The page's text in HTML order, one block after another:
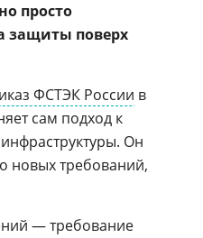
просто
защиты поверх
ФСТЭК России в
сам подход к
Он
новых требований,
— требование